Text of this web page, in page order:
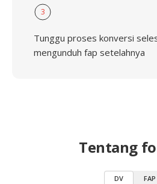
3
Tunggu proses konversi
mengunduh fap setelahnya
Tentang
DV FAP